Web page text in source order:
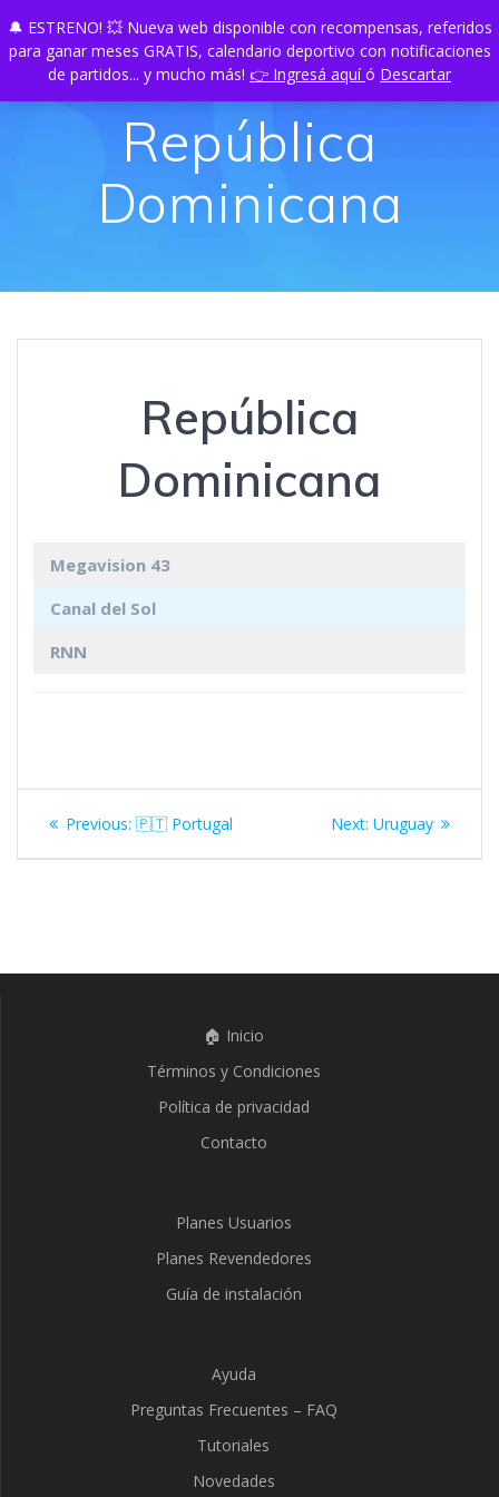
🔔 ESTRENO! 💥 Nueva web disponible con recompensas, referidos
para ganar meses GRATIS, calendario deportivo con notificaciones
de partidos... y mucho más! 👉 Ingresá aquíó Descartar
to
content
TUPLAY
República
Dominicana
República
Dominicana
Megavision 43
Canal del Sol
RNN
Navegación
de
Previous: Previous
🇵🇹 Portugal Next: Next
Uruguay
🏠 Inicio
Términos y Condiciones
Política de privacidad
Contacto
Planes Usuarios
Planes Revendedores
Guía de instalación
Ayuda
Preguntas Frecuentes – FAQ
Tutoriales
Novedades